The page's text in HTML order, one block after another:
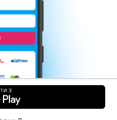
Кар’єра
Умови використання